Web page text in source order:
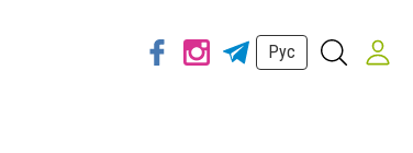
Рус